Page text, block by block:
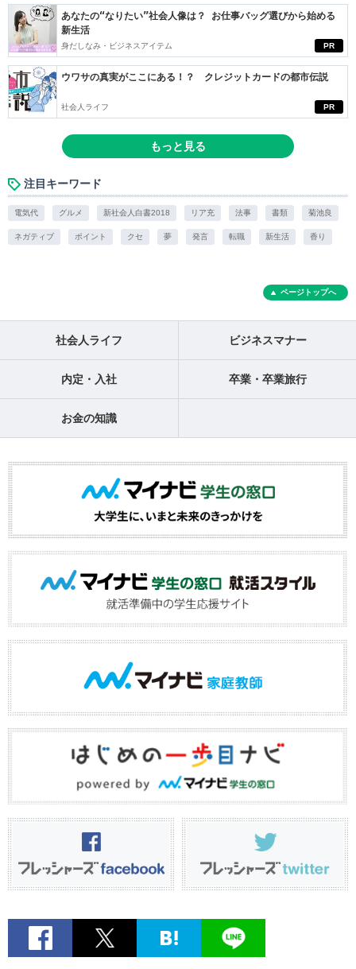
PR
あなたの“なりたい”社会人像は？ お仕事バッグ選びから始める
新生活
身だしなみ・ビジネスアイテム
PR
ウワサの真実がここにある！？ クレジットカードの都市伝説
社会人ライフ
もっと見る
注目キーワード
電気代 グルメ 新社会人白書2018 リア充 法事 書類 菊池良
ネガティブ ポイント クセ 夢 発言 転職 新生活 香り
ページトップへ
社会人ライフ ビジネスマナー
内定・入社 卒業・卒業旅行
お金の知識